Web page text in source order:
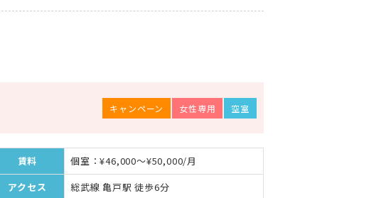
キャンペーン 女性専用 空室
賃料
個室：¥46,000～¥50,000/月
アクセス
総武線 亀戸駅 徒歩6分